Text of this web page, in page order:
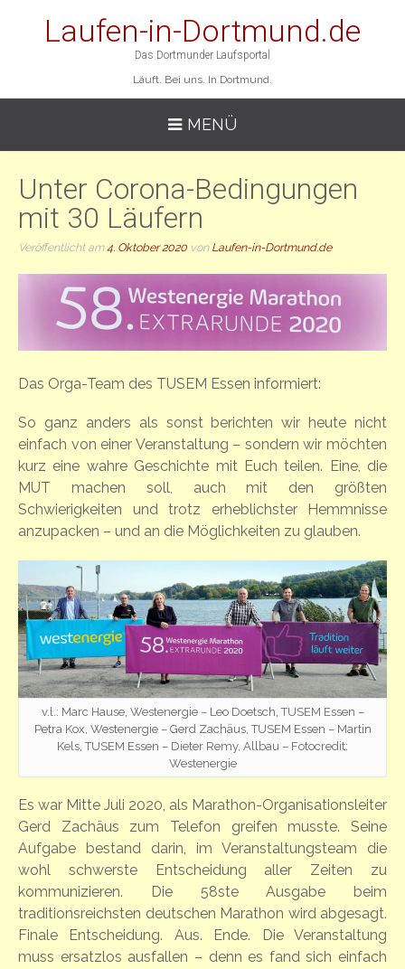
Laufen-in-Dortmund.de
Das Dortmunder Laufsportal
Läuft. Bei uns. In Dortmund.
MENÜ
Unter Corona-Bedingungen
mit 30 Läufern
Veröffentlicht am4. Oktober 2020 von Laufen-in-Dortmund.de
Das Orga-Team des TUSEM Essen informiert:
So ganz anders als sonst berichten wir heute nicht
einfach von einer Veranstaltung – sondern wir möchten
kurz eine wahre Geschichte mit Euch teilen. Eine, die
MUT machen soll, auch mit den größten
Schwierigkeiten und trotz erheblichster Hemmnisse
anzupacken – und an die Möglichkeiten zu glauben.
v.l.: Marc Hause, Westenergie – Leo Doetsch, TUSEM Essen –
Petra Kox, Westenergie – Gerd Zachäus, TUSEM Essen – Martin
Kels, TUSEM Essen – Dieter Remy, Allbau – Fotocredit:
Westenergie
Es war Mitte Juli 2020, als Marathon-Organisationsleiter
Gerd Zachäus zum Telefon greifen musste. Seine
Aufgabe bestand darin, im Veranstaltungsteam die
wohl schwerste Entscheidung aller Zeiten zu
kommunizieren. Die 58ste Ausgabe beim
traditionsreichsten deutschen Marathon wird abgesagt.
Finale Entscheidung. Aus. Ende. Die Veranstaltung
muss ersatzlos ausfallen – denn es fand sich einfach